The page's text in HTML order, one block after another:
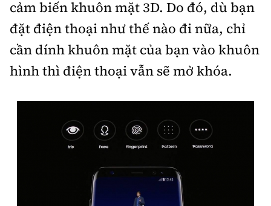
cảm biến khuôn mặt 3D. Do đó, dù bạn
đặt điện thoại như thế nào đi nữa, chỉ
cần dính khuôn mặt của bạn vào khuôn
hình thì điện thoại vẫn sẽ mở khóa.